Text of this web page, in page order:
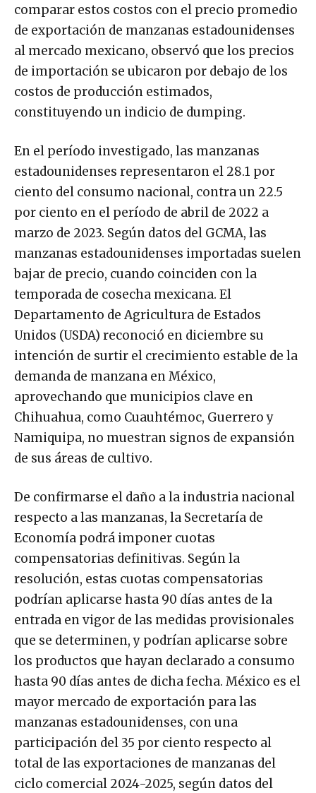
comparar estos costos con el precio promedio
de exportación de manzanas estadounidenses
al mercado mexicano, observó que los precios
de importación se ubicaron por debajo de los
costos de producción estimados,
constituyendo un indicio de dumping.
En el período investigado, las manzanas
estadounidenses representaron el 28.1 por
ciento del consumo nacional, contra un 22.5
por ciento en el período de abril de 2022 a
marzo de 2023. Según datos del GCMA, las
manzanas estadounidenses importadas suelen
bajar de precio, cuando coinciden con la
temporada de cosecha mexicana. El
Departamento de Agricultura de Estados
Unidos (USDA) reconoció en diciembre su
intención de surtir el crecimiento estable de la
demanda de manzana en México,
aprovechando que municipios clave en
Chihuahua, como Cuauhtémoc, Guerrero y
Namiquipa, no muestran signos de expansión
de sus áreas de cultivo.
De confirmarse el daño a la industria nacional
respecto a las manzanas, la Secretaría de
Economía podrá imponer cuotas
compensatorias definitivas. Según la
resolución, estas cuotas compensatorias
podrían aplicarse hasta 90 días antes de la
entrada en vigor de las medidas provisionales
que se determinen, y podrían aplicarse sobre
los productos que hayan declarado a consumo
hasta 90 días antes de dicha fecha. México es el
mayor mercado de exportación para las
manzanas estadounidenses, con una
participación del 35 por ciento respecto al
total de las exportaciones de manzanas del
ciclo comercial 2024-2025, según datos del